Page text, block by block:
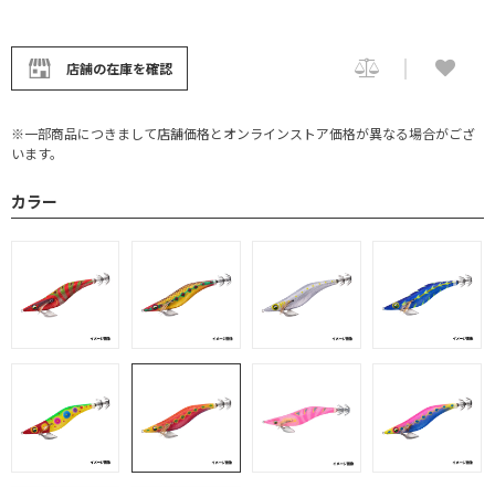
店舗の在庫を確認
※一部商品につきまして店舗価格とオンラインストア価格が異なる場合がござ
います。
カラー